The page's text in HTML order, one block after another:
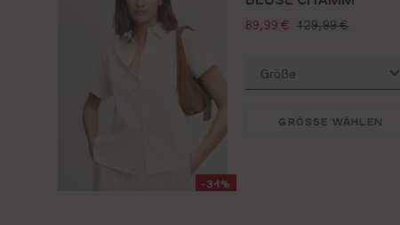
-31%
verkaufspreis:
89,99 € regulärer preis:
129,99 €
GRÖSSE WÄHLEN